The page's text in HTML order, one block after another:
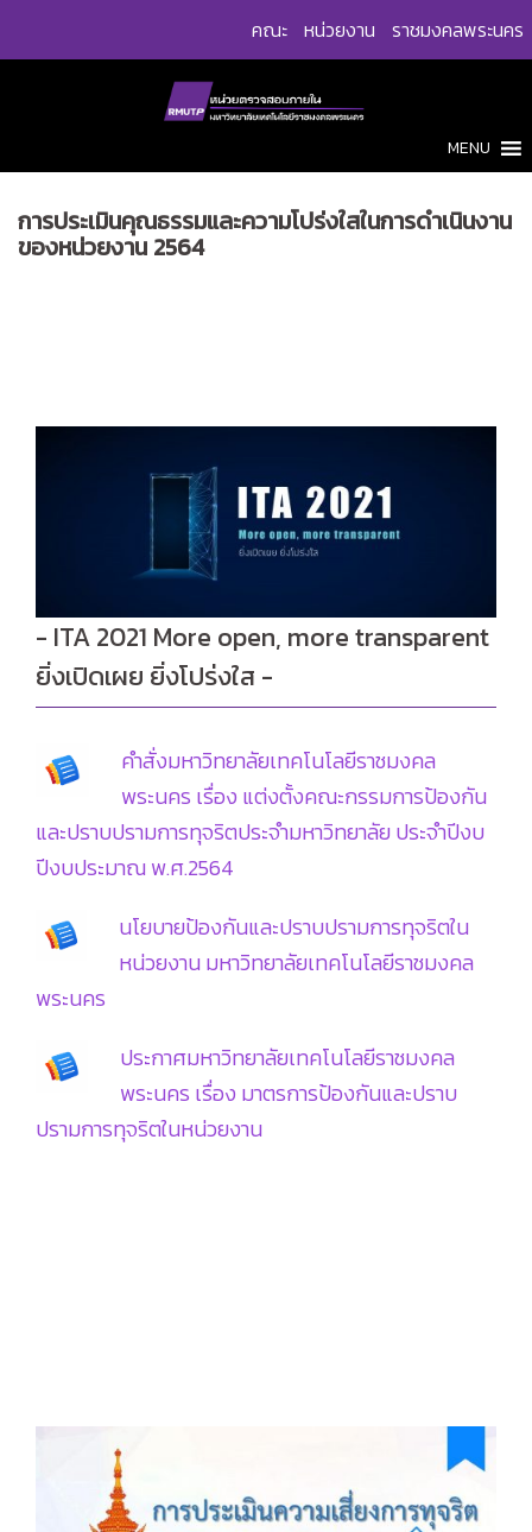
to
คณะ หน่วยงาน ราชมงคลพระนคร
MENU
การประเมินคุณธรรมและความโปร่งใสในการดำเนินงาน
ของหน่วยงาน 2564
- ITA 2021 More open, more transparent
ยิ่งเปิดเผย ยิ่งโปร่งใส -
คำสั่งมหาวิทยาลัยเทคโนโลยีราชมงคล
พระนคร เรื่อง แต่งตั้งคณะกรรมการป้องกัน
และปราบปรามการทุจริตประจำมหาวิทยาลัย ประจำปีงบ
ปีงบประมาณ พ.ศ.2564
นโยบายป้องกันและปราบปรามการทุจริตใน
หน่วยงาน มหาวิทยาลัยเทคโนโลยีราชมงคล
พระนคร
ประกาศมหาวิทยาลัยเทคโนโลยีราชมงคล
พระนคร เรื่อง มาตรการป้องกันและปราบ
ปรามการทุจริตในหน่วยงาน